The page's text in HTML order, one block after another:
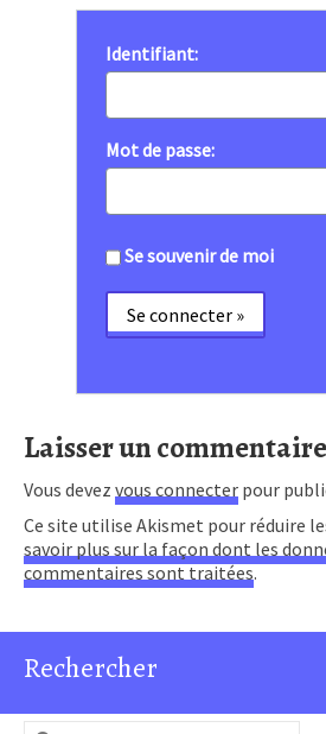
Identifiant:
Mot de passe:
Se souvenir de moi
Laisser un commentaire
Vous devez vous connecter pour
Ce site utilise Akismet pour réduire
savoir plus sur la façon dont les
commentaires sont traitées.
Rechercher